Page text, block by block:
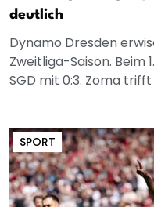
deutlich
Dynamo Dresden
Zweitliga-Saison. Beim
SGD mit 0:3. Zoma
SPORT